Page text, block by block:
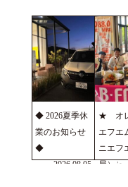
◆ 2026夏季休
業のお知らせ
◆
2026.08.05
★ オ
エフエ
ニエフ
局）㏌